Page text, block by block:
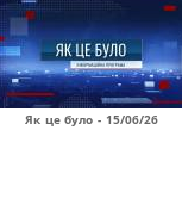
Як це було - 15/06/26